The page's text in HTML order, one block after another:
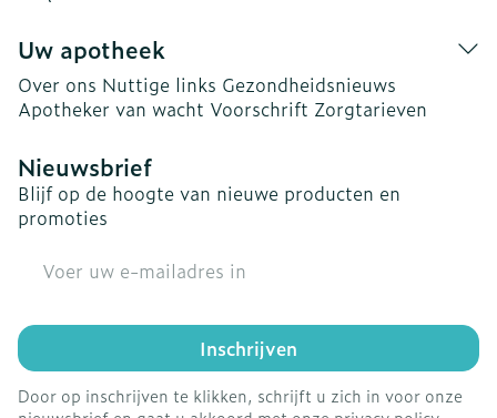
Uw apotheek
Over ons Nuttige links Gezondheidsnieuws
Apotheker van wacht Voorschrift Zorgtarieven
Nieuwsbrief
Blijf op de hoogte van nieuwe producten en
promoties
Inschrijven
Door op inschrijven te klikken, schrijft u zich in voor onze